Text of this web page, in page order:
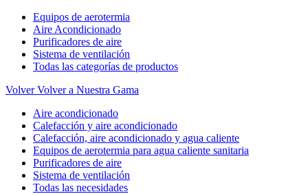
Equipos de aerotermia
Aire Acondicionado
Purificadores de aire
Sistema de ventilación
Todas las categorías de productos
Volver Volver a Nuestra Gama
Aire acondicionado
Calefacción y aire acondicionado
Calefacción, aire acondicionado y agua caliente
Equipos de aerotermia para agua caliente sanitaria
Purificadores de aire
Sistema de ventilación
Todas las necesidades